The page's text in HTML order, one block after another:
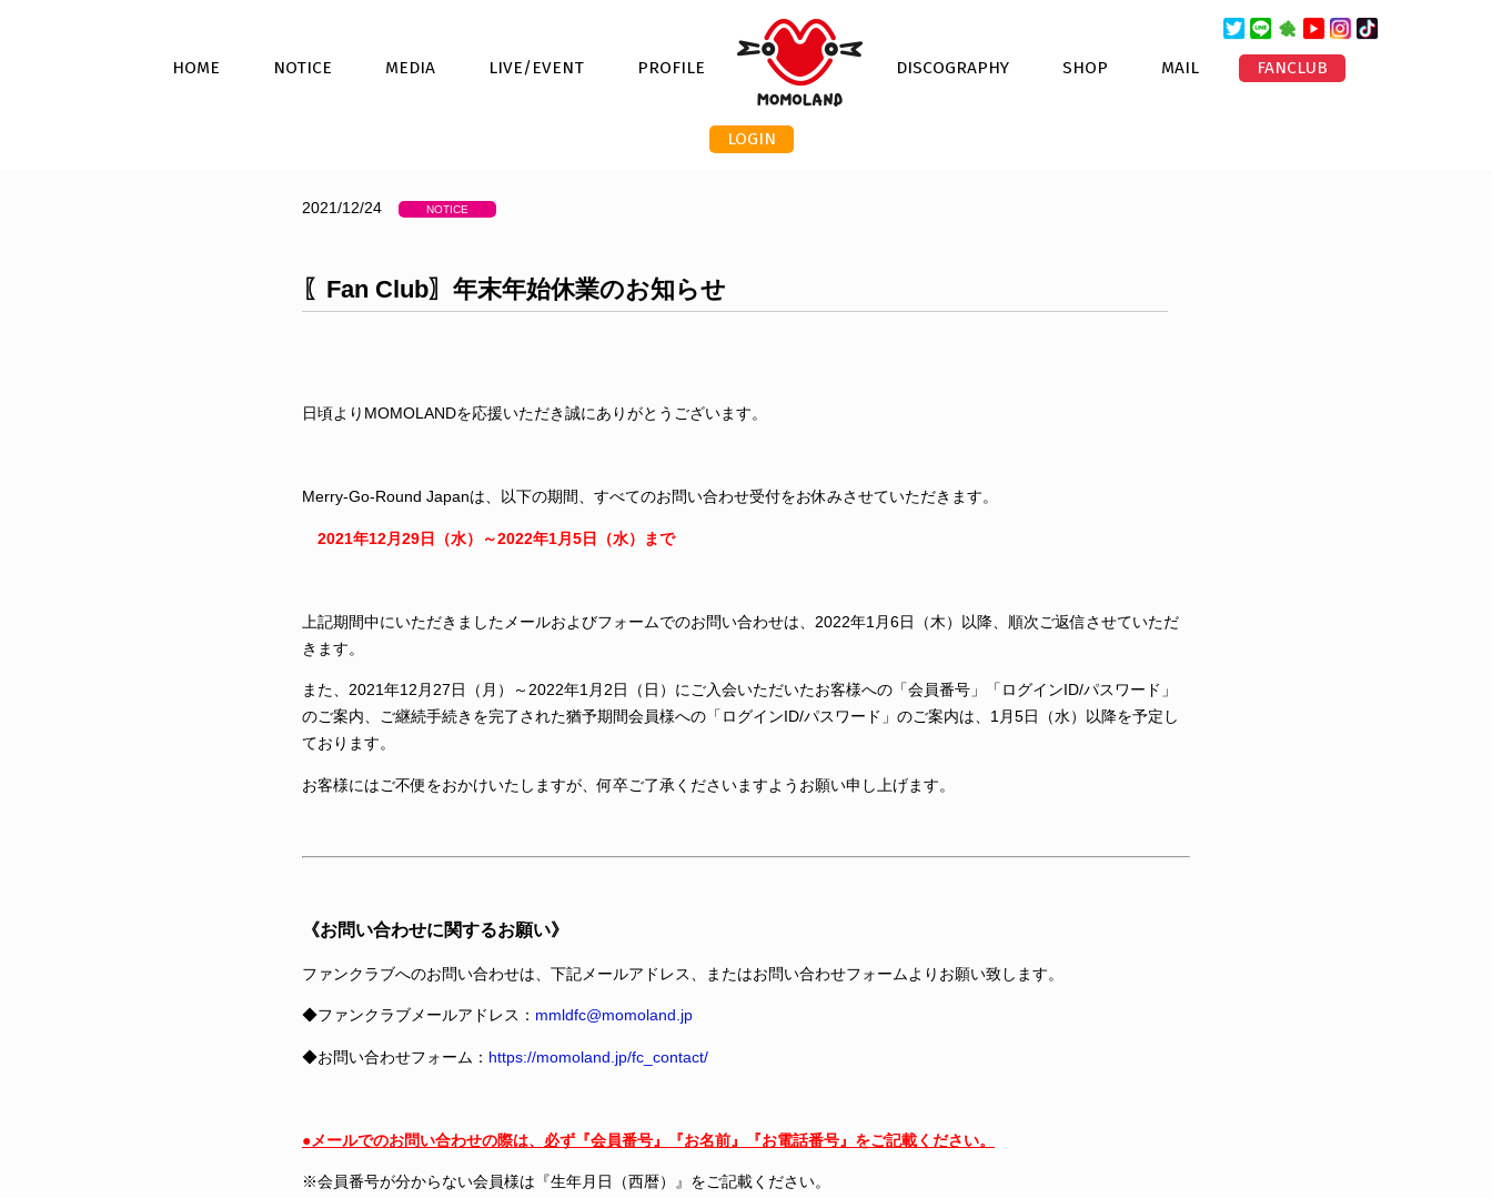
HOME NOTICE MEDIA LIVE/EVENT PROFILE DISCOGRAPHY SHOP MAIL FANCLUB
LOGIN
2021/12/24 NOTICE
〖Fan Club〗年末年始休業のお知らせ
日頃よりMOMOLANDを応援いただき誠にありがとうございます。
Merry-Go-Round Japanは、以下の期間、すべてのお問い合わせ受付をお休みさせていただきます。
2021年12月29日（水）～2022年1月5日（水）まで
上記期間中にいただきましたメールおよびフォームでのお問い合わせは、2022年1月6日（木）以降、順次ご返信させていただ
きます。
また、2021年12月27日（月）～2022年1月2日（日）にご入会いただいたお客様への「会員番号」「ログインID/パスワード」
のご案内、ご継続手続きを完了された猶予期間会員様への「ログインID/パスワード」のご案内は、1月5日（水）以降を予定し
ております。
お客様にはご不便をおかけいたしますが、何卒ご了承くださいますようお願い申し上げます。
《お問い合わせに関するお願い》
ファンクラブへのお問い合わせは、下記メールアドレス、またはお問い合わせフォームよりお願い致します。
◆ファンクラブメールアドレス： mmldfc@momoland.jp
◆お問い合わせフォーム： https://momoland.jp/fc_contact/
●メールでのお問い合わせの際は、必ず『会員番号』『お名前』『お電話番号』をご記載ください。
※会員番号が分からない会員様は『生年月日（西暦）』をご記載ください。